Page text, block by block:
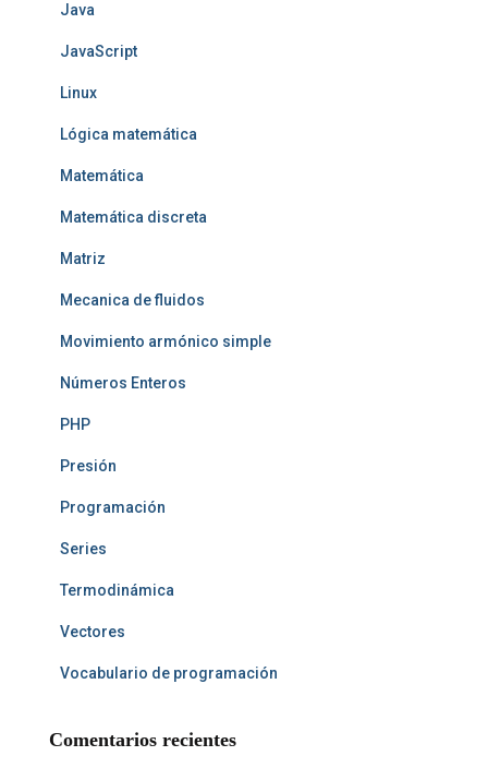
Java
JavaScript
Linux
Lógica matemática
Matemática
Matemática discreta
Matriz
Mecanica de fluidos
Movimiento armónico simple
Números Enteros
PHP
Presión
Programación
Series
Termodinámica
Vectores
Vocabulario de programación
Comentarios recientes